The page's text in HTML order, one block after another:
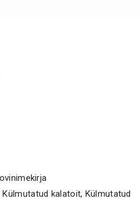
Külmutatud kalatoit, Külmutatud